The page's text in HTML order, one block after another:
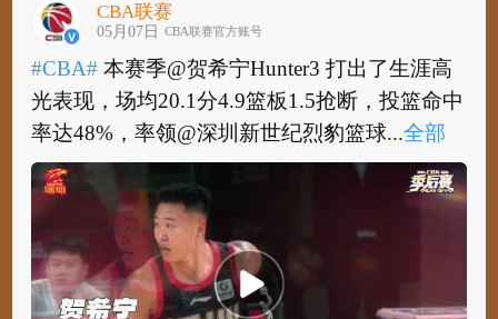
CBA联赛
05月07日 CBA联赛官方账号
#CBA# 本赛季@贺希宁Hunter3 打出了生涯高
光表现，场均20.1分4.9篮板1.5抢断，投篮命中
率达48%，率领@深圳新世纪烈豹篮球...全部
#CBA#本赛季@贺希宁Hunter3 打出了生涯高
光表现，场均20.1分4.9篮板1.5抢断，投篮命中
率达48%，率领@深圳新世纪烈豹篮球俱...
部